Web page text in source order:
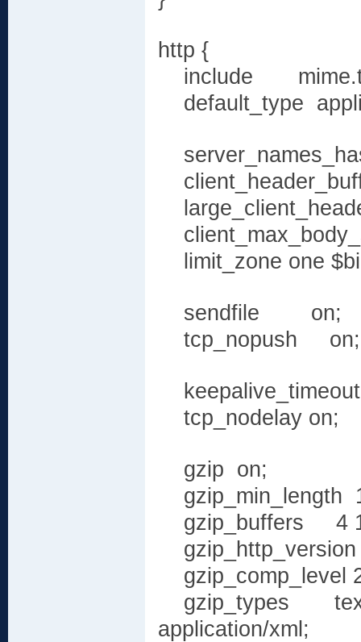
http {
include
default_type
limit_zone one
sendfile on;
tcp_nopush on;
tcp_nodelay on;
gzip on;
gzip_min_length
gzip_buffers 4
gzip_http_version
gzip_comp_level
gzip_types text/
application/xml;